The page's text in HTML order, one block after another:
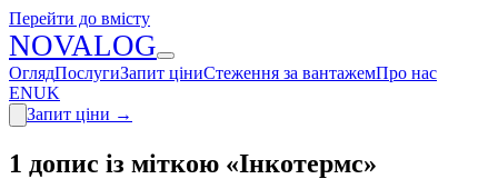
Перейти до вмісту
NOVALOG
ОглядПослугиЗапит ціниСтеження за вантажемПро нас
ENUK
Запит ціни →
1 допис із міткою «Інкотермс»